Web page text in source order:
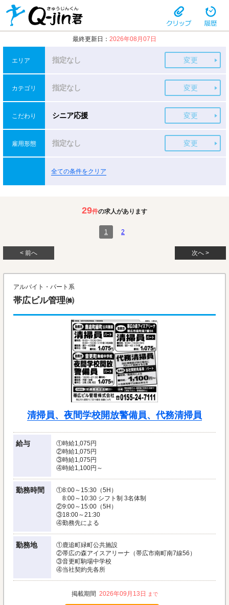
最終更新日： 2026年08月07日
エリア 変更
指定なし
カテゴリ 変更
指定なし
こだわり 変更
シニア応援
雇用形態 変更
指定なし
全ての条件をクリア
29件の求人があります
< 前へ
1 2
次へ >
アルバイト・パート系
帯広ビル管理㈱
清掃員、夜間学校開放警備員、代務清掃員
給与
①時給1,075円
②時給1,075円
③時給1,075円
④時給1,100円～
勤務時間
①8:00～15:30（5H）
8:00～10:30 シフト制 3名体制
②9:00～15:00（5H）
③18:00～21:30
④勤務先による
勤務地
①鹿追町緑町公共施設
②帯広の森アイスアリーナ（帯広市南町南7線56）
③音更町駒場中学校
④当社契約先各所
2026年09月13日